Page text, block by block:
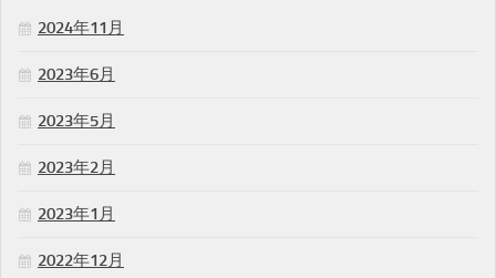
2024年11月
2023年6月
2023年5月
2023年2月
2023年1月
2022年12月